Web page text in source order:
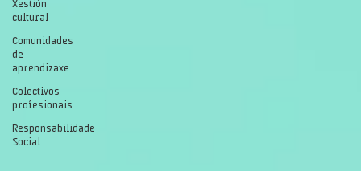
Xestión
cultural
Comunidades
de
aprendizaxe
Colectivos
profesionais
Responsabilidade
Social